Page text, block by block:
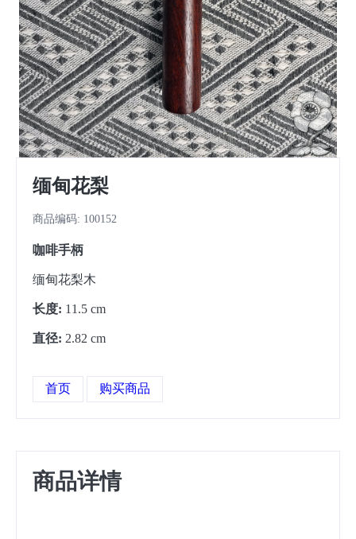
缅甸花梨
商品编码: 100152
咖啡手柄
缅甸花梨木
长度: 11.5 cm
直径: 2.82 cm
首页 购买商品
商品详情